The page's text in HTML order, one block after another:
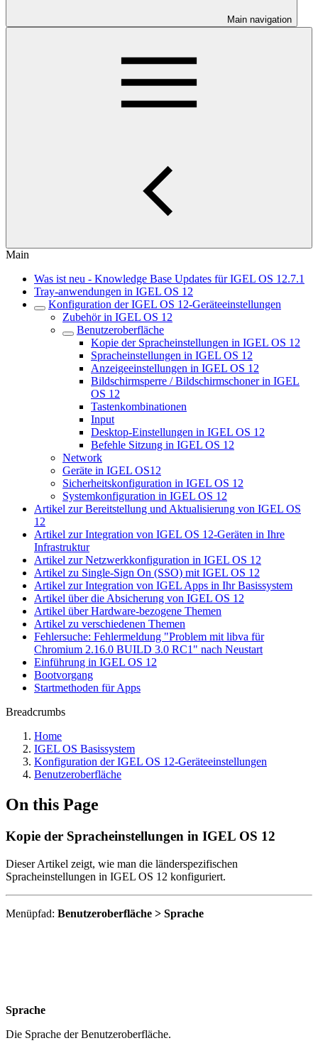
Main navigation
Main
Was ist neu - Knowledge Base Updates für IGEL OS 12.7.1
Tray-anwendungen in IGEL OS 12
Konfiguration der IGEL OS 12-Geräteeinstellungen
Zubehör in IGEL OS 12
Benutzeroberfläche
Kopie der Spracheinstellungen in IGEL OS 12
Spracheinstellungen in IGEL OS 12
Anzeigeeinstellungen in IGEL OS 12
Bildschirmsperre / Bildschirmschoner in IGEL
OS 12
Tastenkombinationen
Input
Desktop-Einstellungen in IGEL OS 12
Befehle Sitzung in IGEL OS 12
Network
Geräte in IGEL OS12
Sicherheitskonfiguration in IGEL OS 12
Systemkonfiguration in IGEL OS 12
Artikel zur Bereitstellung und Aktualisierung von IGEL OS
12
Artikel zur Integration von IGEL OS 12-Geräten in Ihre
Infrastruktur
Artikel zur Netzwerkkonfiguration in IGEL OS 12
Artikel zu Single-Sign On (SSO) mit IGEL OS 12
Artikel zur Integration von IGEL Apps in Ihr Basissystem
Artikel über die Absicherung von IGEL OS 12
Artikel über Hardware-bezogene Themen
Artikel zu verschiedenen Themen
Fehlersuche: Fehlermeldung "Problem mit libva für
Chromium 2.16.0 BUILD 3.0 RC1" nach Neustart
Einführung in IGEL OS 12
Bootvorgang
Startmethoden für Apps
Breadcrumbs
Home
IGEL OS Basissystem
Konfiguration der IGEL OS 12-Geräteeinstellungen
Benutzeroberfläche
On this Page
Kopie der Spracheinstellungen in IGEL OS 12
Dieser Artikel zeigt, wie man die länderspezifischen
Spracheinstellungen in IGEL OS 12 konfiguriert.
Menüpfad: Benutzeroberfläche > Sprache
Sprache
Die Sprache der Benutzeroberfläche.